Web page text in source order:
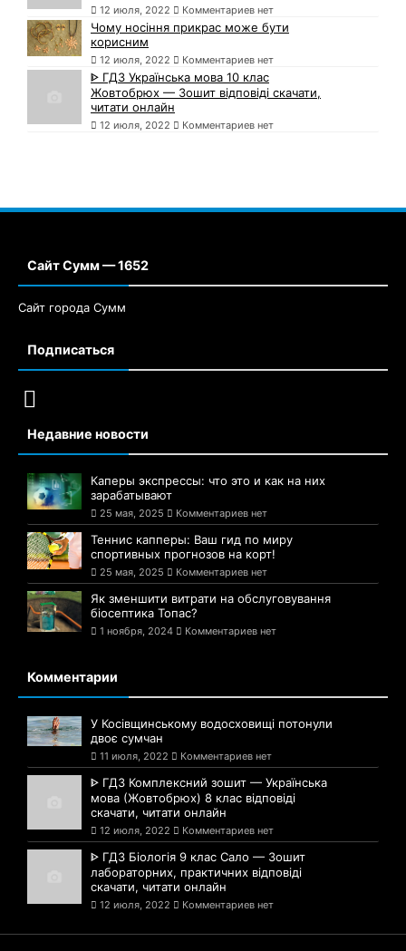
12 июля, 2022 Комментариев нет
Чому носіння прикрас може бути
корисним
12 июля, 2022 Комментариев нет
ᐈ ГДЗ Українська мова 10 клас
Жовтобрюх — Зошит відповіді скачати,
читати онлайн
12 июля, 2022 Комментариев нет
Сайт Сумм — 1652
Сайт города Сумм
Подписаться
Недавние новости
Каперы экспрессы: что это и как на них
зарабатывают
25 мая, 2025 Комментариев нет
Теннис капперы: Ваш гид по миру
спортивных прогнозов на корт!
25 мая, 2025 Комментариев нет
Як зменшити витрати на обслуговування
біосептика Топас?
1 ноября, 2024 Комментариев нет
Комментарии
У Косівщинському водосховищі потонули
двоє сумчан
11 июля, 2022 Комментариев нет
ᐈ ГДЗ Комплексний зошит — Українська
мова (Жовтобрюх) 8 клас відповіді
скачати, читати онлайн
12 июля, 2022 Комментариев нет
ᐈ ГДЗ Біологія 9 клас Сало — Зошит
лабораторних, практичних відповіді
скачати, читати онлайн
12 июля, 2022 Комментариев нет